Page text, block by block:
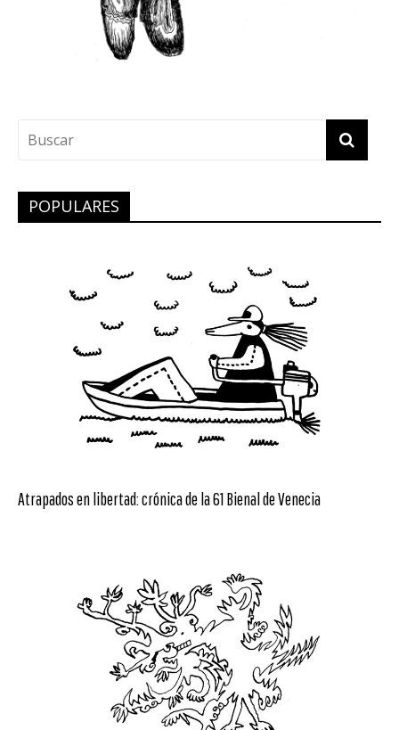
POPULARES
Atrapados en libertad: crónica de la 61 Bienal de Venecia